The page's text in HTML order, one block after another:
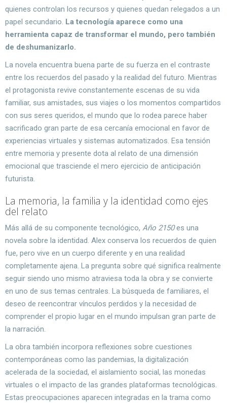
quienes controlan los recursos y quienes quedan relegados a un
papel secundario. La tecnología aparece como una
herramienta capaz de transformar el mundo, pero también
de deshumanizarlo.
La novela encuentra buena parte de su fuerza en el contraste
entre los recuerdos del pasado y la realidad del futuro. Mientras
el protagonista revive constantemente escenas de su vida
familiar, sus amistades, sus viajes o los momentos compartidos
con sus seres queridos, el mundo que lo rodea parece haber
sacrificado gran parte de esa cercanía emocional en favor de
experiencias virtuales y sistemas automatizados. Esa tensión
entre memoria y presente dota al relato de una dimensión
emocional que trasciende el mero ejercicio de anticipación
futurista.
La memoria, la familia y la identidad como ejes
del relato
Más allá de su componente tecnológico, Año 2150es una
novela sobre la identidad. Alex conserva los recuerdos de quien
fue, pero vive en un cuerpo diferente y en una realidad
completamente ajena. La pregunta sobre qué significa realmente
seguir siendo uno mismo atraviesa toda la obra y se convierte
en uno de sus temas centrales. La búsqueda de familiares, el
deseo de reencontrar vínculos perdidos y la necesidad de
comprender el propio lugar en el mundo impulsan gran parte de
la narración.
La obra también incorpora reflexiones sobre cuestiones
contemporáneas como las pandemias, la digitalización
acelerada de la sociedad, el aislamiento social, las monedas
virtuales o el impacto de las grandes plataformas tecnológicas.
Estas preocupaciones aparecen integradas en la trama como